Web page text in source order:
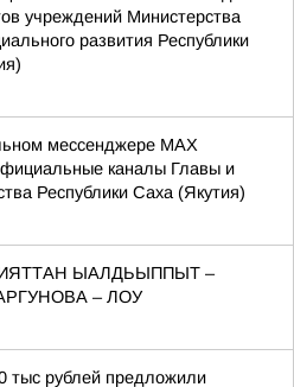
учреждений Министерства
развития Республики
мессенджере MAX
каналы Главы и
Республики Саха (Якутия)
ЫАЛДЬЫППЫТ –
– ЛОУ
тыс рублей предложили